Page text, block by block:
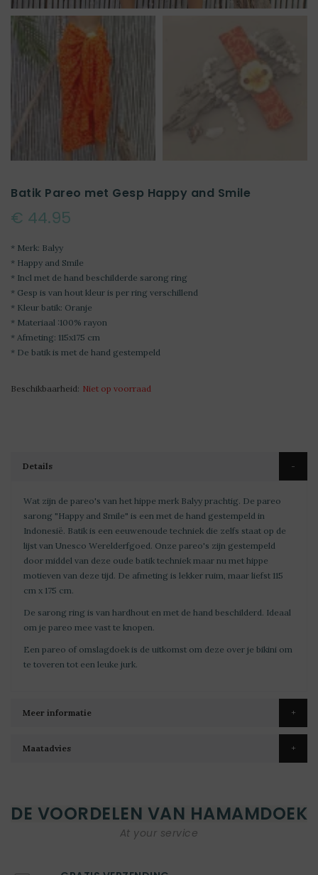
Batik Pareo met Gesp Happy and Smile
€ 44.95
* Merk: Balyy
* Happy and Smile
* Incl met de hand beschilderde sarong ring
* Gesp is van hout kleur is per ring verschillend
* Kleur batik: Oranje
* Materiaal :100% rayon
* Afmeting: 115x175 cm
* De batik is met de hand gestempeld
Beschikbaarheid: Niet op voorraad
Details
Wat zijn de pareo's van het hippe merk Balyy prachtig. De pareo
sarong "Happy and Smile" is een met de hand gestempeld in
Indonesië. Batik is een eeuwenoude techniek die zelfs staat op de
lijst van Unesco Werelderfgoed. Onze pareo's zijn gestempeld
door middel van deze oude batik techniek maar nu met hippe
motieven van deze tijd. De afmeting is lekker ruim, maar liefst 115
cm x 175 cm.
De sarong ring is van hardhout en met de hand beschilderd. Ideaal
om je pareo mee vast te knopen.
Een pareo of omslagdoek is de uitkomst om deze over je bikini om
te toveren tot een leuke jurk.
Meer informatie
Maatadvies
DE VOORDELEN VAN HAMAMDOEK
At your service